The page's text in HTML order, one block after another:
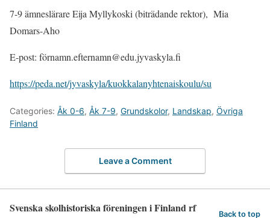
7-9 ämneslärare Eija Myllykoski (biträdande rektor), Mia
Domars-Aho
E-post: förnamn.efternamn@edu.jyvaskyla.fi
https://peda.net/jyvaskyla/kuokkalanyhtenaiskoulu/su
Categories: Åk 0-6, Åk 7-9, Grundskolor, Landskap, Övriga
Finland
Leave a Comment
Svenska skolhistoriska föreningen i Finland rf Back to top